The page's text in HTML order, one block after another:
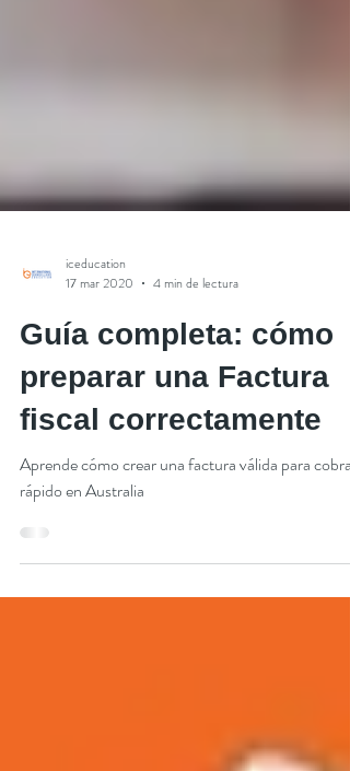
iceducation
4 min de lectura
Guía completa: cómo
preparar una Factura
fiscal correctamente
Aprende cómo crear una factura válida para cobrar
rápido en Australia